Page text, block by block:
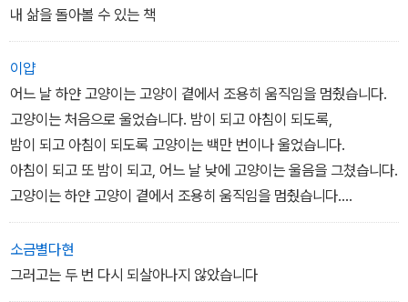
,<하지만하지만 할머니>로 알려진 그림책 작가.
내 삶을 돌아볼 수 있는 책
이얍
어느 날 하얀 고양이는 고양이 곁에서 조용히 움직임을 멈췄습니다.
고양이는 처음으로 울었습니다. 밤이 되고 아침이 되도록,
밤이 되고 아침이 되도록 고양이는 백만 번이나 울었습니다.
아침이 되고 또 밤이 되고, 어느 날 낮에 고양이는 울음을 그쳤습니다.
고양이는 하얀 고양이 곁에서 조용히 움직임을 멈췄습니다.
그러고는 두 번 다시 되살아나지 않았습니다.
소금별다현
그러고는 두 번 다시 되살아나지 않았습니다